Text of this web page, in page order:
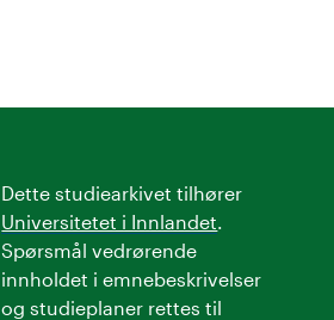
Dette studiearkivet tilhører
Universitetet i Innlandet
Spørsmål vedrørende
innholdet i emnebeskrivelser
og studieplaner rettes til